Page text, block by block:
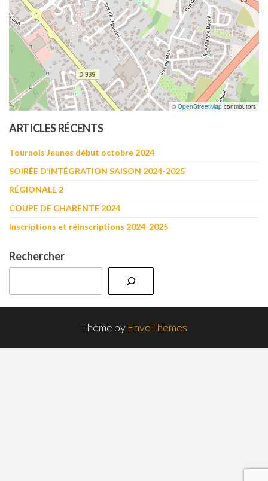
©OpenStreetMap contributors
ARTICLES RÉCENTS
Tournois Jeunes début octobre 2024
SOIRÉE D’INTÉGRATION SAISON 2024-2025
RÉGIONALE 2
COUPE DE CHARENTE 2024
Inscriptions et réinscriptions 2024-2025
Rechercher
Theme by EnvoThemes